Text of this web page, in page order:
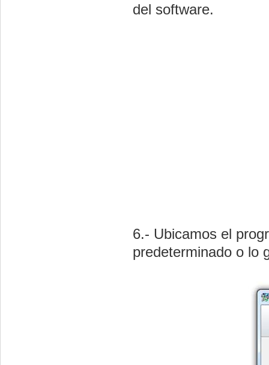
del software.
6.- Ubicamos el
predeterminado o lo